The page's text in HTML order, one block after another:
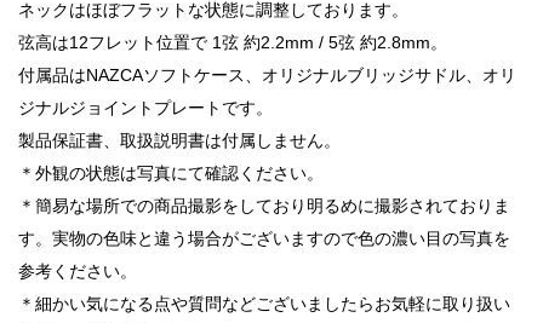
ネックはほぼフラットな状態に調整しております。
弦高は12フレット位置で 1弦 約2.2mm / 5弦 約2.8mm。
付属品はNAZCAソフトケース、オリジナルブリッジサドル、オリ
ジナルジョイントプレートです。
製品保証書、取扱説明書は付属しません。
＊外観の状態は写真にて確認ください。
＊簡易な場所での商品撮影をしており明るめに撮影されておりま
す。実物の色味と違う場合がございますので色の濃い目の写真を
参考ください。
＊細かい気になる点や質問などございましたらお気軽に取り扱い